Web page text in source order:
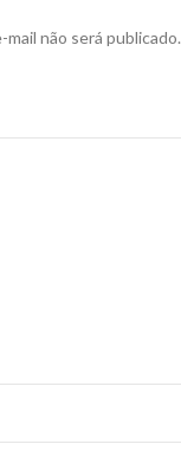
não será publicado.